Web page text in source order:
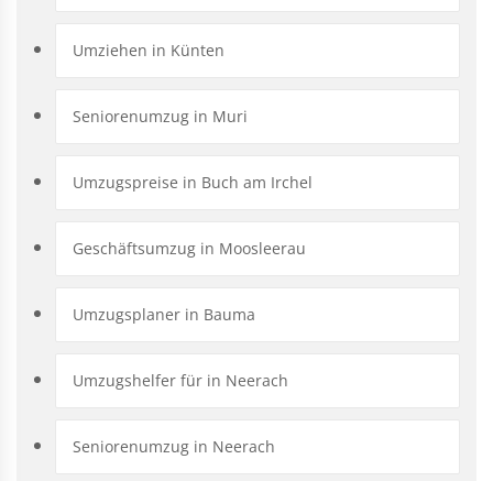
Umziehen in Künten
Seniorenumzug in Muri
Umzugspreise in Buch am Irchel
Geschäftsumzug in Moosleerau
Umzugsplaner in Bauma
Umzugshelfer für in Neerach
Seniorenumzug in Neerach